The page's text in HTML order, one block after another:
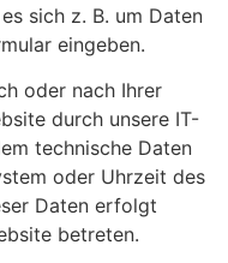
sich z. B. um Daten
eingeben.
oder nach Ihrer
durch unsere IT-
technische Daten
oder Uhrzeit des
Daten erfolgt
betreten.